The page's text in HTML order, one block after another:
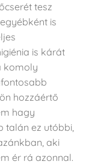
tesz
is
is kárát
komoly
hozzáértő
hagy
talán ez utóbbi,
aki
ér rá azonnal.